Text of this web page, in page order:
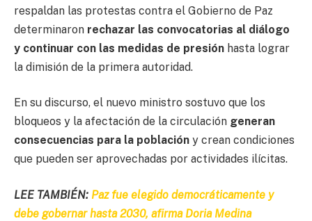
respaldan las protestas contra el Gobierno de Paz
determinaron rechazar las convocatorias al diálogo
y continuar con las medidas de presión hasta lograr
la dimisión de la primera autoridad.
En su discurso, el nuevo ministro sostuvo que los
bloqueos y la afectación de la circulación generan
consecuencias para la población y crean condiciones
que pueden ser aprovechadas por actividades ilícitas.
LEE TAMBIÉN: Paz fue elegido democráticamente y
debe gobernar hasta 2030, afirma Doria Medina